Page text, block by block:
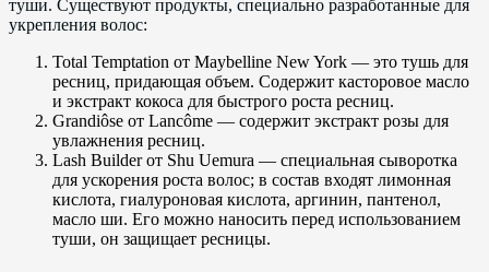
туши. Существуют продукты, специально разработанные для
укрепления волос:
Total Temptation от Maybelline New York — это тушь для
ресниц, придающая объем. Содержит касторовое масло
и экстракт кокоса для быстрого роста ресниц.
Grandiôse от Lancôme — содержит экстракт розы для
увлажнения ресниц.
Lash Builder от Shu Uemura — специальная сыворотка
для ускорения роста волос; в состав входят лимонная
кислота, гиалуроновая кислота, аргинин, пантенол,
масло ши. Его можно наносить перед использованием
туши, он защищает ресницы.